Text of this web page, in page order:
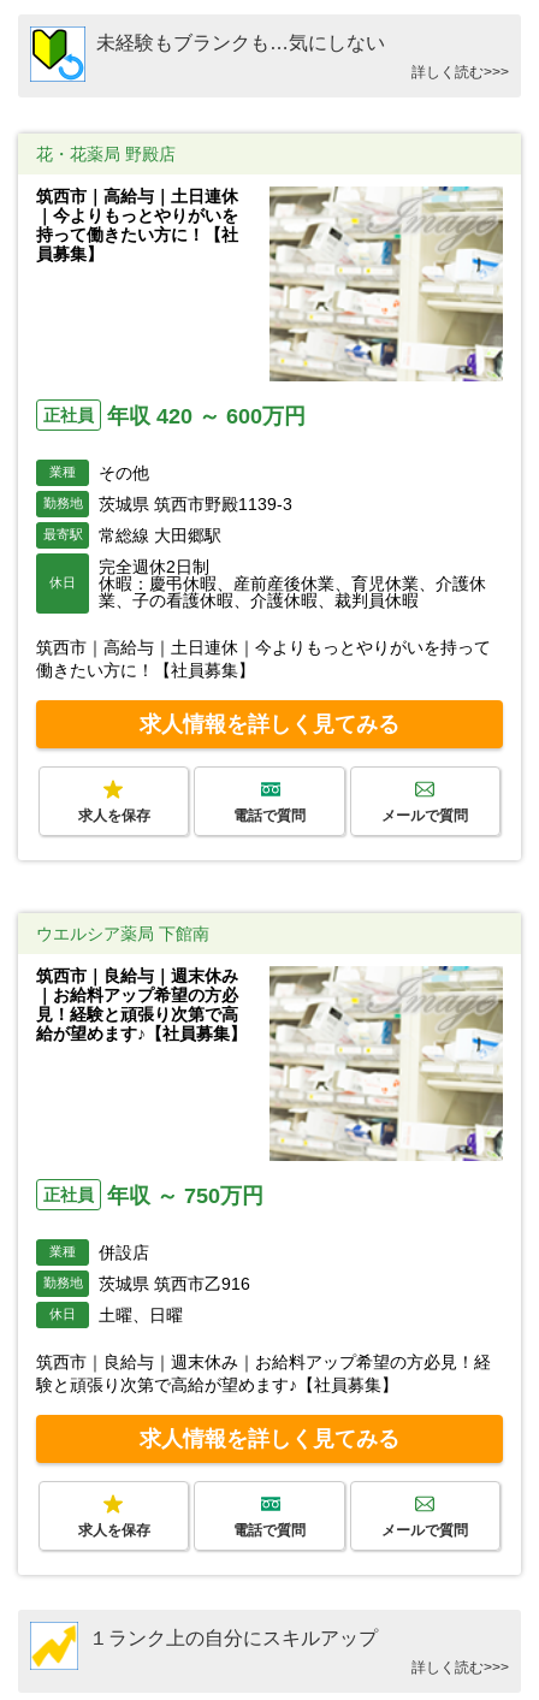
未経験もブランクも…気にしない
詳しく読む>>>
花・花薬局 野殿店
筑西市｜高給与｜土日連休
｜今よりもっとやりがいを
持って働きたい方に！【社
員募集】
正社員 年収 420 ～ 600万円
業種 その他
勤務地 茨城県 筑西市野殿1139-3
最寄駅 常総線 大田郷駅
休日
完全週休2日制
休暇：慶弔休暇、産前産後休業、育児休業、介護休
業、子の看護休暇、介護休暇、裁判員休暇
筑西市｜高給与｜土日連休｜今よりもっとやりがいを持って
働きたい方に！【社員募集】
求人情報を詳しく見てみる
求人を保存 電話で質問 メールで質問
ウエルシア薬局 下館南
筑西市｜良給与｜週末休み
｜お給料アップ希望の方必
見！経験と頑張り次第で高
給が望めます♪【社員募集】
正社員 年収 ～ 750万円
業種 併設店
勤務地 茨城県 筑西市乙916
休日 土曜、日曜
筑西市｜良給与｜週末休み｜お給料アップ希望の方必見！経
験と頑張り次第で高給が望めます♪【社員募集】
求人情報を詳しく見てみる
求人を保存 電話で質問 メールで質問
１ランク上の自分にスキルアップ
詳しく読む>>>